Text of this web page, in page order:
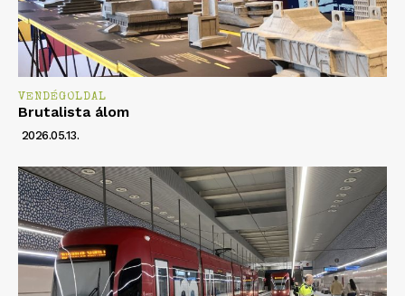
VENDÉGOLDAL
Brutalista álom
2026.05.13.